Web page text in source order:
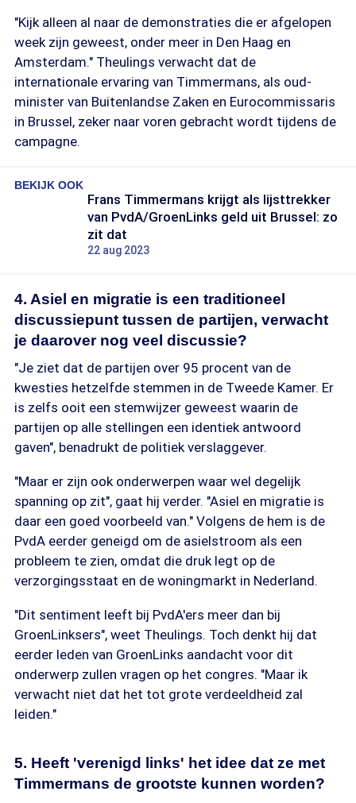
"Kijk alleen al naar de demonstraties die er afgelopen
week zijn geweest, onder meer in Den Haag en
Amsterdam." Theulings verwacht dat de
internationale ervaring van Timmermans, als oud-
minister van Buitenlandse Zaken en Eurocommissaris
in Brussel, zeker naar voren gebracht wordt tijdens de
campagne.
BEKIJK OOK
Frans Timmermans krijgt als lijsttrekker
van PvdA/GroenLinks geld uit Brussel: zo
zit dat
22 aug 2023
4. Asiel en migratie is een traditioneel
discussiepunt tussen de partijen, verwacht
je daarover nog veel discussie?
"Je ziet dat de partijen over 95 procent van de
kwesties hetzelfde stemmen in de Tweede Kamer. Er
is zelfs ooit een stemwijzer geweest waarin de
partijen op alle stellingen een identiek antwoord
gaven", benadrukt de politiek verslaggever.
"Maar er zijn ook onderwerpen waar wel degelijk
spanning op zit", gaat hij verder. "Asiel en migratie is
daar een goed voorbeeld van." Volgens de hem is de
PvdA eerder geneigd om de asielstroom als een
probleem te zien, omdat die druk legt op de
verzorgingsstaat en de woningmarkt in Nederland.
"Dit sentiment leeft bij PvdA'ers meer dan bij
GroenLinksers", weet Theulings. Toch denkt hij dat
eerder leden van GroenLinks aandacht voor dit
onderwerp zullen vragen op het congres. "Maar ik
verwacht niet dat het tot grote verdeeldheid zal
leiden."
5. Heeft 'verenigd links' het idee dat ze met
Timmermans de grootste kunnen worden?